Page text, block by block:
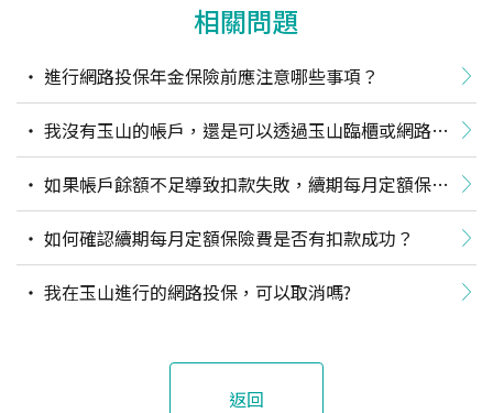
相關問題
進行網路投保年金保險前應注意哪些事項？
保嗎？
費會停扣嗎？
如何確認續期每月定額保險費是否有扣款成功？
我在玉山進行的網路投保，可以取消嗎?
返回